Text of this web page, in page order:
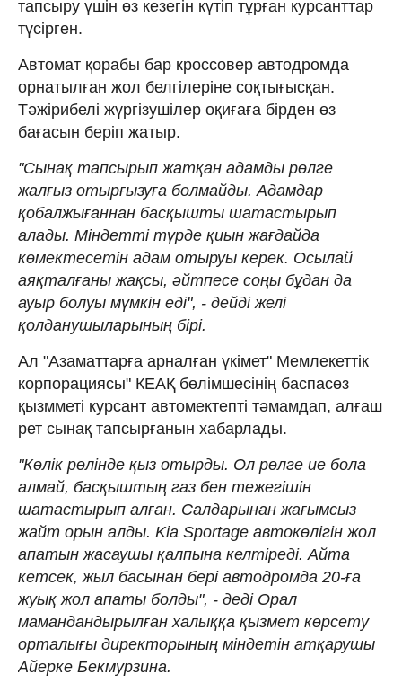
тапсыру үшін өз кезегін күтіп тұрған курсанттар
түсірген.
Автомат қорабы бар кроссовер автодромда
орнатылған жол белгілеріне соқтығысқан.
Тәжірибелі жүргізушілер оқиғаға бірден өз
бағасын беріп жатыр.
"Сынақ тапсырып жатқан адамды рөлге
жалғыз отырғызуға болмайды. Адамдар
қобалжығаннан басқышты шатастырып
алады. Міндетті түрде қиын жағдайда
көмектесетін адам отыруы керек. Осылай
аяқталғаны жақсы, әйтпесе соңы бұдан да
ауыр болуы мүмкін еді", - дейді желі
қолданушыларының бірі.
Ал "Азаматтарға арналған үкімет" Мемлекеттік
корпорациясы" КЕАҚ бөлімшесінің баспасөз
қызмметі курсант автомектепті тәмамдап, алғаш
рет сынақ тапсырғанын хабарлады.
"Көлік рөлінде қыз отырды. Ол рөлге ие бола
алмай, басқыштың газ бен тежегішін
шатастырып алған. Салдарынан жағымсыз
жайт орын алды. Kia Sportage автокөлігін жол
апатын жасаушы қалпына келтіреді. Айта
кетсек, жыл басынан бері автодромда 20-ға
жуық жол апаты болды", - деді Орал
мамандандырылған халыққа қызмет көрсету
орталығы директорының міндетін атқарушы
Айерке Бекмурзина.